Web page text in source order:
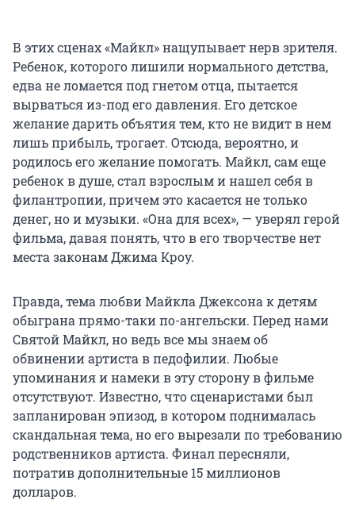
В этих сценах «Майкл» нащупывает нерв зрителя.
Ребенок, которого лишили нормального детства,
едва не ломается под гнетом отца, пытается
вырваться из-под его давления. Его детское
желание дарить объятия тем, кто не видит в нем
лишь прибыль, трогает. Отсюда, вероятно, и
родилось его желание помогать. Майкл, сам еще
ребенок в душе, стал взрослым и нашел себя в
филантропии, причем это касается не только
денег, но и музыки. «Она для всех», — уверял герой
фильма, давая понять, что в его творчестве нет
места законам Джима Кроу.
Правда, тема любви Майкла Джексона к детям
обыграна прямо-таки по-ангельски. Перед нами
Святой Майкл, но ведь все мы знаем об
обвинении артиста в педофилии. Любые
упоминания и намеки в эту сторону в фильме
отсутствуют. Известно, что сценаристами был
запланирован эпизод, в котором поднималась
скандальная тема, но его вырезали по требованию
родственников артиста. Финал пересняли,
потратив дополнительные 15 миллионов
долларов.